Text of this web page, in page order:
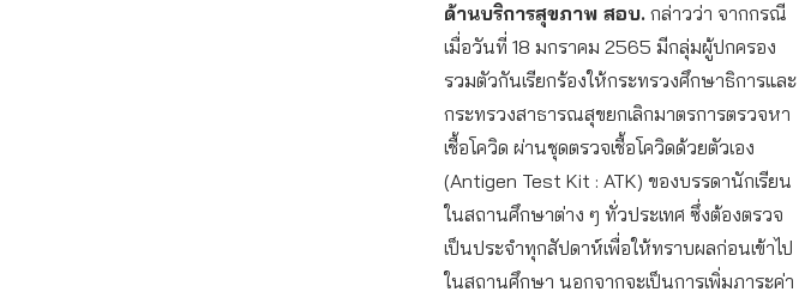
ด้านบริการสุขภาพ สอบ. กล่าวว่า จากกรณี
เมื่อวันที่ 18 มกราคม 2565 มีกลุ่มผู้ปกครอง
รวมตัวกันเรียกร้องให้กระทรวงศึกษาธิการและ
กระทรวงสาธารณสุขยกเลิกมาตรการตรวจหา
เชื้อโควิด ผ่านชุดตรวจเชื้อโควิดด้วยตัวเอง
(Antigen Test Kit : ATK) ของบรรดานักเรียน
ในสถานศึกษาต่าง ๆ ทั่วประเทศ ซึ่งต้องตรวจ
เป็นประจำทุกสัปดาห์เพื่อให้ทราบผลก่อนเข้าไป
ในสถานศึกษา นอกจากจะเป็นการเพิ่มภาระค่า